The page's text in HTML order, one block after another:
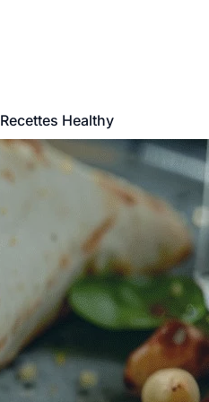
Recettes Healthy